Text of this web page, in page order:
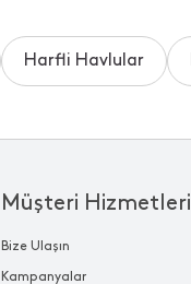
Harfli Havlular
Müşteri Hizmetleri
Bize Ulaşın
Kampanyalar